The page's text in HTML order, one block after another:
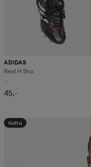
ADIDAS
Real H Sho
45,-
Uutta